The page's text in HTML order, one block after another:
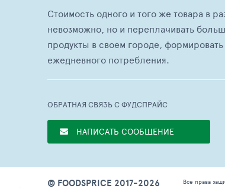
Стоимость одного и того же товара в
невозможно, но и переплачивать
продукты в своем городе,
ежедневного потребления.
ОБРАТНАЯ СВЯЗЬ С ФУДСПРАЙС
НАПИСАТЬ СООБЩЕНИЕ
© FOODSPRICE 2017-2026 Все права